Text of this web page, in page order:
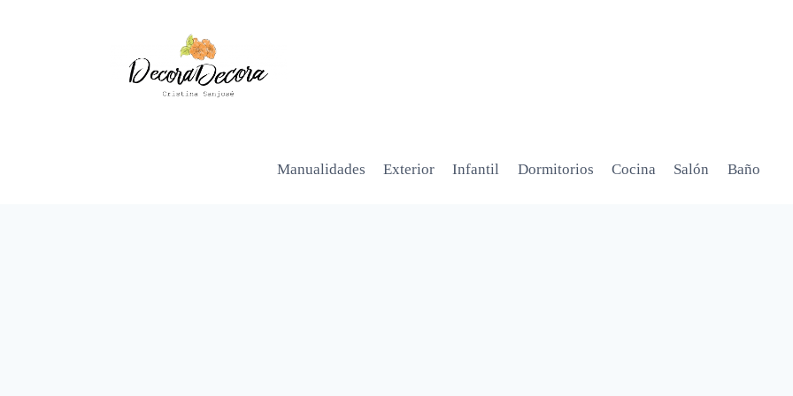
Manualidades Exterior Infantil Dormitorios Cocina Salón Baño